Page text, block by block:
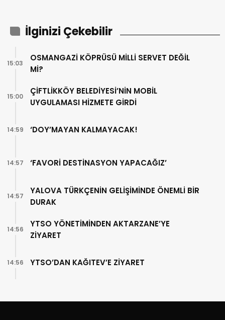
İlginizi Çekebilir
OSMANGAZİ KÖPRÜSÜ MİLLİ SERVET DEĞİL
Mİ?
15:03
ÇİFTLİKKÖY BELEDİYESİ’NİN MOBİL
UYGULAMASI HİZMETE GİRDİ
15:00
‘DOY’MAYAN KALMAYACAK!
14:59
‘FAVORİ DESTİNASYON YAPACAĞIZ’
14:57
YALOVA TÜRKÇENİN GELİŞİMİNDE ÖNEMLİ BİR
DURAK
14:57
YTSO YÖNETİMİNDEN AKTARZANE’YE
ZİYARET
14:56
YTSO’DAN KAĞITEV’E ZİYARET
14:56